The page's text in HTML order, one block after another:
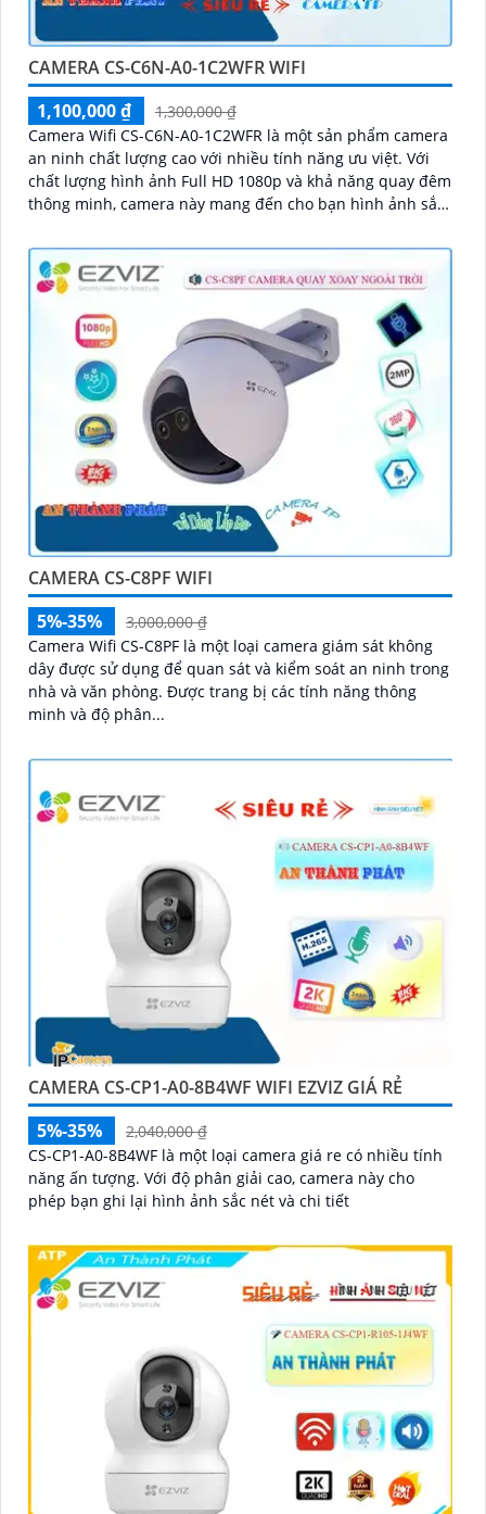
CAMERA CS-C6N-A0-1C2WFR WIFI
1,100,000 ₫
1,300,000 ₫
Camera Wifi CS-C6N-A0-1C2WFR là một sản phẩm camera
an ninh chất lượng cao với nhiều tính năng ưu việt. Với
chất lượng hình ảnh Full HD 1080p và khả năng quay đêm
thông minh, camera này mang đến cho bạn hình ảnh sắc
CAMERA CS-C8PF WIFI
5%-35%
3,000,000 ₫
Camera Wifi CS-C8PF là một loại camera giám sát không
dây được sử dụng để quan sát và kiểm soát an ninh trong
nhà và văn phòng. Được trang bị các tính năng thông
minh và độ phân...
CAMERA CS-CP1-A0-8B4WF WIFI EZVIZ GIÁ RẺ
5%-35%
2,040,000 ₫
CS-CP1-A0-8B4WF là một loại camera giá re có nhiều tính
năng ấn tượng. Với độ phân giải cao, camera này cho
phép bạn ghi lại hình ảnh sắc nét và chi tiết